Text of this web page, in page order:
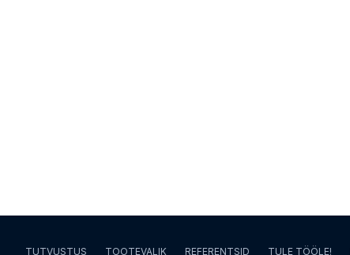
TUTVUSTUS TOOTEVALIK REFERENTSID TULE TÖÖLE!